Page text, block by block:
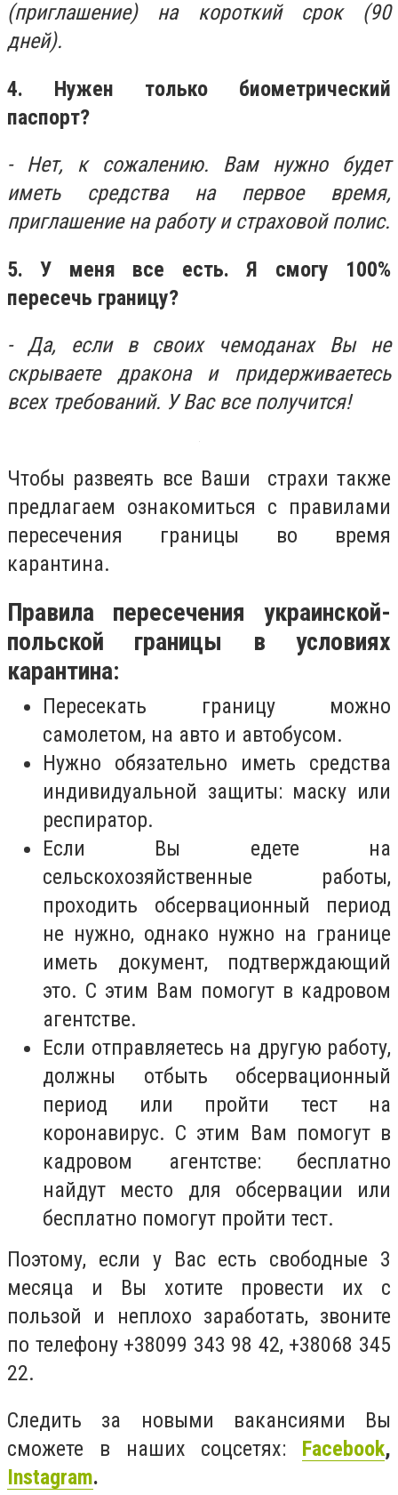
(приглашение) на короткий срок (90
дней).
4. Нужен только биометрический
паспорт?
- Нет, к сожалению. Вам нужно будет
иметь средства на первое время,
приглашение на работу и страховой полис.
5. У меня все есть. Я смогу 100%
пересечь границу?
- Да, если в своих чемоданах Вы не
скрываете дракона и придерживаетесь
всех требований. У Вас все получится!
Чтобы развеять все Ваши страхи также
предлагаем ознакомиться с правилами
пересечения границы во время
карантина.
Правила пересечения украинской-
польской границы в условиях
карантина:
Пересекать границу можно
самолетом, на авто и автобусом.
Нужно обязательно иметь средства
индивидуальной защиты: маску или
респиратор.
Если Вы едете на
сельскохозяйственные работы,
проходить обсервационный период
не нужно, однако нужно на границе
иметь документ, подтверждающий
это. С этим Вам помогут в кадровом
агентстве.
Если отправляетесь на другую работу,
должны отбыть обсервационный
период или пройти тест на
коронавирус. С этим Вам помогут в
кадровом агентстве: бесплатно
найдут место для обсервации или
бесплатно помогут пройти тест.
Поэтому, если у Вас есть свободные 3
месяца и Вы хотите провести их с
пользой и неплохо заработать, звоните
по телефону +38099 343 98 42, +38068 345
22.
Следить за новыми вакансиями Вы
сможете в наших соцсетях: Facebook,
Instagram.